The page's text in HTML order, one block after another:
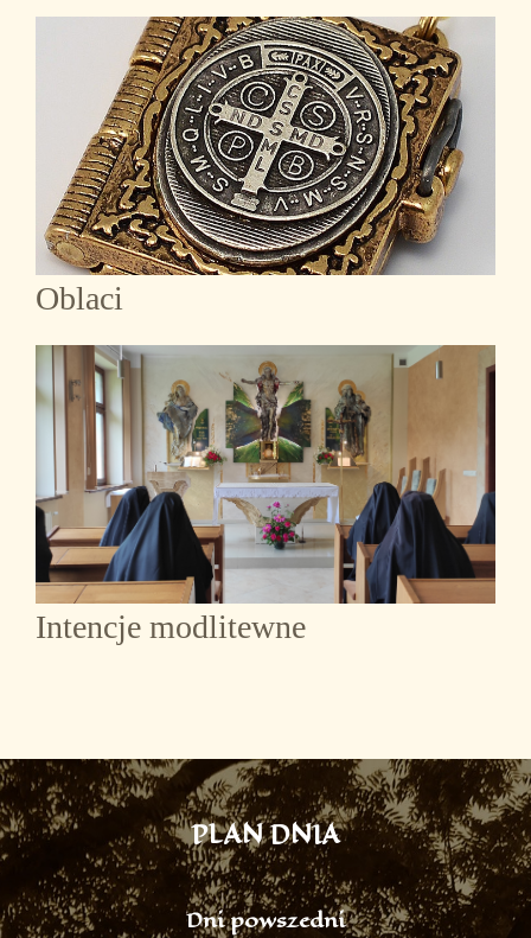
Oblaci
Intencje modlitewne
PLAN DNIA
Dni powszedni